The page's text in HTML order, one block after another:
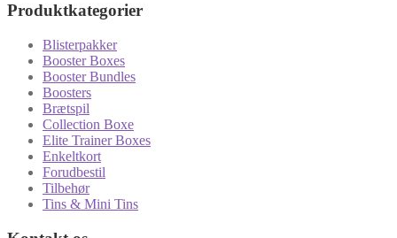
Produktkategorier
Blisterpakker
Booster Boxes
Booster Bundles
Boosters
Brætspil
Collection Boxe
Elite Trainer Boxes
Enkeltkort
Forudbestil
Tilbehør
Tins & Mini Tins